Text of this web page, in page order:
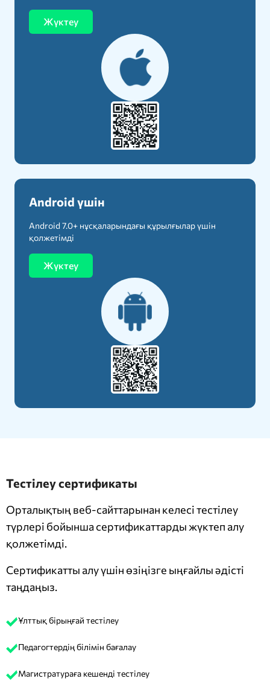
Жүктеу
Android үшін
Android 7.0+ нұсқаларындағы құрылғылар үшін
қолжетімді
Жүктеу
Тестілеу сертификаты
Орталықтың веб-сайттарынан келесі тестілеу
түрлері бойынша сертификаттарды жүктеп алу
қолжетімді.
Сертификатты алу үшін өзіңізге ыңғайлы әдісті
таңдаңыз.
Ұлттық бірыңғай тестілеу
Педагогтердің білімін бағалау
Магистратураға кешенді тестілеу